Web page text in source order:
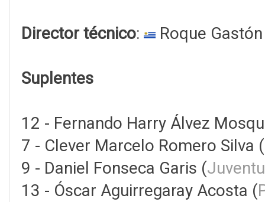
Director técnico: Roque
Suplentes
12 - Fernando Harry Álvez
7 - Clever Marcelo Romero Silva (
9 - Daniel Fonseca Garis (
13 - Óscar Aguirregaray Acosta (